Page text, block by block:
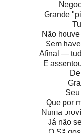
Grande
Não
Sem
Afinal —
E
Que por
Numa
Já não